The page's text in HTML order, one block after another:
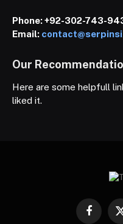
Phone:+92-302-743-
Email:
Our
Here are some helpfull
liked it.